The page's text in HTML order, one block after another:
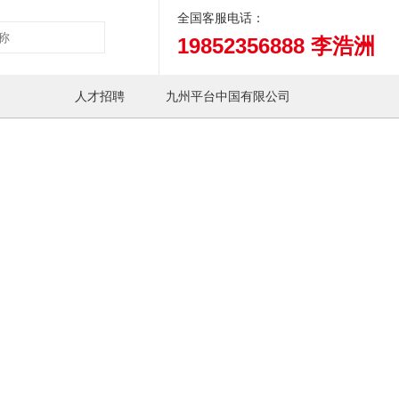
全国客服电话：
19852356888 李浩洲
人才招聘 九州平台中国有限公司